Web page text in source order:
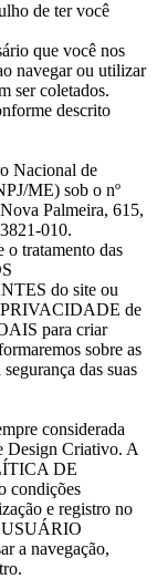
de ter você
que você nos
navegar ou utilizar
ser coletados.
descrito
Nacional de
ME) sob o nº
Palmeira, 615,
010.
tratamento das
do site ou
de
para criar
sobre as
das suas
considerada
Design Criativo. A
DE
condições
e registro no
USUÁRIO
a navegação,